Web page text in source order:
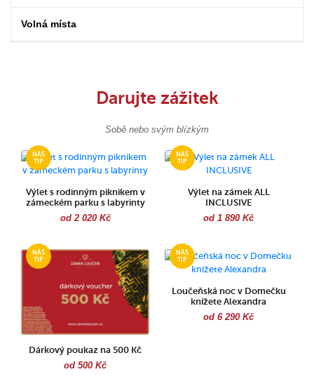
Volná místa
Darujte zážitek
Sobě nebo svým blízkým
Výlet s rodinným piknikem v
zámeckém parku s labyrinty
od 2 020 Kč
Výlet na zámek ALL
INCLUSIVE
od 1 890 Kč
Dárkový poukaz na 500 Kč
od 500 Kč
Loučeňská noc v Domečku
knížete Alexandra
od 6 290 Kč